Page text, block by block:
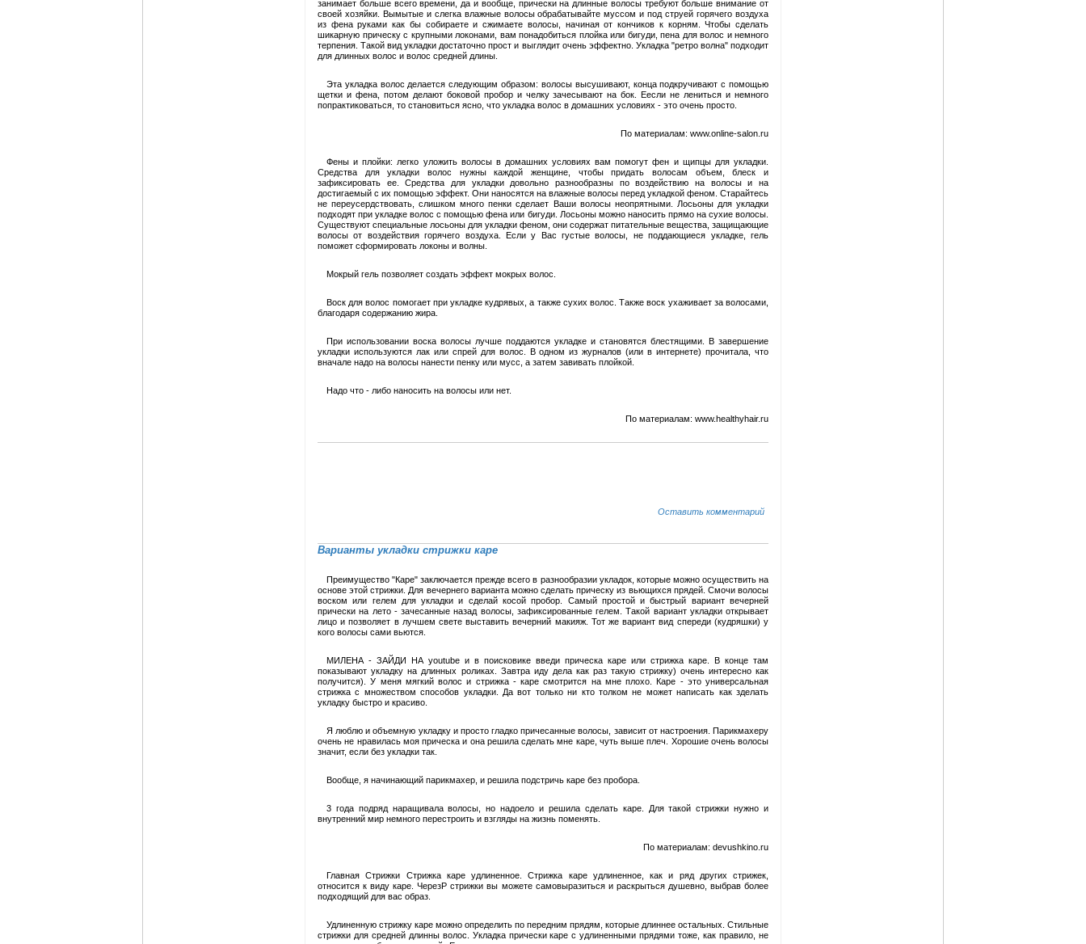
занимает больше всего времени, да и вообще, прически на длинные волосы требуют больше внимание от
своей хозяйки. Вымытые и слегка влажные волосы обрабатывайте муссом и под струей горячего воздуха
из фена руками как бы собираете и сжимаете волосы, начиная от кончиков к корням. Чтобы сделать
шикарную прическу с крупными локонами, вам понадобиться плойка или бигуди, пена для волос и немного
терпения. Такой вид укладки достаточно прост и выглядит очень эффектно. Укладка "ретро волна" подходит
для длинных волос и волос средней длины.
Эта укладка волос делается следующим образом: волосы высушивают, конца подкручивают с помощью
щетки и фена, потом делают боковой пробор и челку зачесывают на бок. Еесли не лениться и немного
попрактиковаться, то становиться ясно, что укладка волос в домашних условиях - это очень просто.
По материалам: www.online-salon.ru
Фены и плойки: легко уложить волосы в домашних условиях вам помогут фен и щипцы для укладки.
Средства для укладки волос нужны каждой женщине, чтобы придать волосам объем, блеск и
зафиксировать ее. Средства для укладки довольно разнообразны по воздействию на волосы и на
достигаемый с их помощью эффект. Они наносятся на влажные волосы перед укладкой феном. Старайтесь
не переусердствовать, слишком много пенки сделает Ваши волосы неопрятными. Лосьоны для укладки
подходят при укладке волос с помощью фена или бигуди. Лосьоны можно наносить прямо на сухие волосы.
Существуют специальные лосьоны для укладки феном, они содержат питательные вещества, защищающие
волосы от воздействия горячего воздуха. Если у Вас густые волосы, не поддающиеся укладке, гель
поможет сформировать локоны и волны.
Мокрый гель позволяет создать эффект мокрых волос.
Воск для волос помогает при укладке кудрявых, а также сухих волос. Также воск ухаживает за волосами,
благодаря содержанию жира.
При использовании воска волосы лучше поддаются укладке и становятся блестящими. В завершение
укладки используются лак или спрей для волос. В одном из журналов (или в интернете) прочитала, что
вначале надо на волосы нанести пенку или мусс, а затем завивать плойкой.
Надо что - либо наносить на волосы или нет.
По материалам: www.healthyhair.ru
Оставить комментарий
Варианты укладки стрижки каре
Преимущество "Каре" заключается прежде всего в разнообразии укладок, которые можно осуществить на
основе этой стрижки. Для вечернего варианта можно сделать прическу из вьющихся прядей. Смочи волосы
воском или гелем для укладки и сделай косой пробор. Самый простой и быстрый вариант вечерней
прически на лето - зачесанные назад волосы, зафиксированные гелем. Такой вариант укладки открывает
лицо и позволяет в лучшем свете выставить вечерний макияж. Тот же вариант вид спереди (кудряшки) у
кого волосы сами вьются.
МИЛЕНА - ЗАЙДИ НА youtube и в поисковике введи прическа каре или стрижка каре. В конце там
показывают укладку на длинных роликах. Завтра иду дела как раз такую стрижку) очень интересно как
получится). У меня мягкий волос и стрижка - каре смотрится на мне плохо. Каре - это универсальная
стрижка с множеством способов укладки. Да вот только ни кто толком не может написать как зделать
укладку быстро и красиво.
Я люблю и объемную укладку и просто гладко причесанные волосы, зависит от настроения. Парикмахеру
очень не нравилась моя прическа и она решила сделать мне каре, чуть выше плеч. Хорошие очень волосы
значит, если без укладки так.
Вообще, я начинающий парикмахер, и решила подстричь каре без пробора.
3 года подряд наращивала волосы, но надоело и решила сделать каре. Для такой стрижки нужно и
внутренний мир немного перестроить и взгляды на жизнь поменять.
По материалам: devushkino.ru
Главная Cтрижки Стрижка каре удлиненное. Стрижка каре удлиненное, как и ряд других стрижек,
относится к виду каре. ЧерезP стрижки вы можете самовыразиться и раскрыться душевно, выбрав более
подходящий для вас образ.
Удлиненную стрижку каре можно определить по передним прядям, которые длиннее остальных. Стильные
стрижки для средней длинны волос. Укладка прически каре с удлиненными прядями тоже, как правило, не